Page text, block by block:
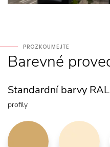
PROZKOUMEJTE
Barevné
Standardní barvy RAL
profily